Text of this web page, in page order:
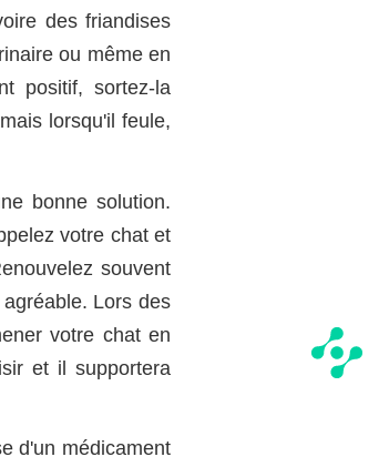
des friandises
ou même en
positif, sortez-la
lorsqu'il feule,
bonne solution.
votre chat et
souvent
Lors des
votre chat en
et il supportera
d'un médicament